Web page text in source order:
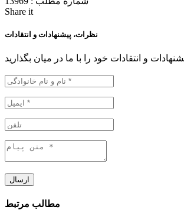
Share it
نظرات، پیشنهادات و انتقادات
ارسال
مطالب مرتبط